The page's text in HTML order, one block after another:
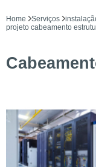
Home Serviços
projeto cabeamento